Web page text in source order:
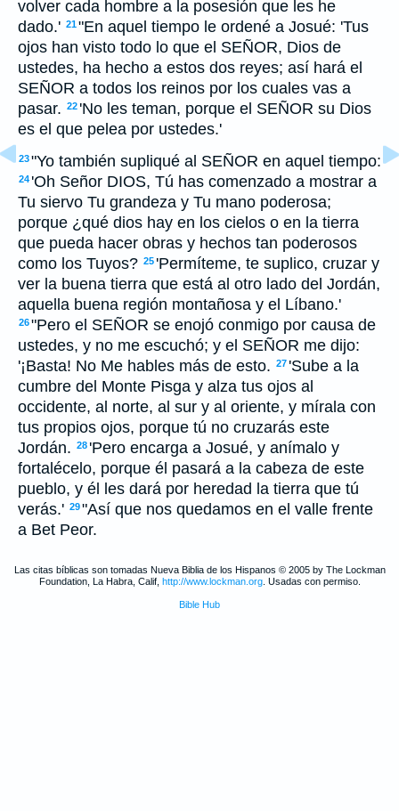
volver cada hombre a la posesión que les he
dado.' 21"En aquel tiempo le ordené a Josué: 'Tus
ojos han visto todo lo que el SEÑOR, Dios de
ustedes, ha hecho a estos dos reyes; así hará el
SEÑOR a todos los reinos por los cuales vas a
pasar. 22 'No les teman, porque el SEÑOR su Dios
es el que pelea por ustedes.'
23"Yo también supliqué al SEÑOR en aquel tiempo:
24 'Oh Señor DIOS, Tú has comenzado a mostrar a
Tu siervo Tu grandeza y Tu mano poderosa;
porque ¿qué dios hay en los cielos o en la tierra
que pueda hacer obras y hechos tan poderosos
como los Tuyos? 25 'Permíteme, te suplico, cruzar y
ver la buena tierra que está al otro lado del Jordán,
aquella buena región montañosa y el Líbano.'
26"Pero el SEÑOR se enojó conmigo por causa de
ustedes, y no me escuchó; y el SEÑOR me dijo:
'¡Basta! No Me hables más de esto. 27 'Sube a la
cumbre del Monte Pisga y alza tus ojos al
occidente, al norte, al sur y al oriente, y mírala con
tus propios ojos, porque tú no cruzarás este
Jordán. 28 'Pero encarga a Josué, y anímalo y
fortalécelo, porque él pasará a la cabeza de este
pueblo, y él les dará por heredad la tierra que tú
verás.' 29"Así que nos quedamos en el valle frente
a Bet Peor.
Las citas bíblicas son tomadas Nueva Biblia de los Hispanos © 2005 by The Lockman
Foundation, La Habra, Calif, http://www.lockman.org. Usadas con permiso.
Bible Hub